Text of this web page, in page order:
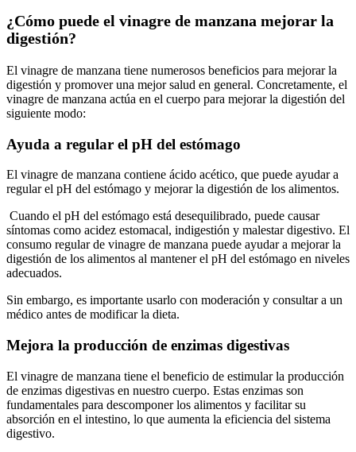
¿Cómo puede el vinagre de manzana mejorar la
digestión?
El vinagre de manzana tiene numerosos beneficios para mejorar la
digestión y promover una mejor salud en general. Concretamente, el
vinagre de manzana actúa en el cuerpo para mejorar la digestión del
siguiente modo:
Ayuda a regular el pH del estómago
El vinagre de manzana contiene ácido acético, que puede ayudar a
regular el pH del estómago y mejorar la digestión de los alimentos.
Cuando el pH del estómago está desequilibrado, puede causar
síntomas como acidez estomacal, indigestión y malestar digestivo. El
consumo regular de vinagre de manzana puede ayudar a mejorar la
digestión de los alimentos al mantener el pH del estómago en niveles
adecuados.
Sin embargo, es importante usarlo con moderación y consultar a un
médico antes de modificar la dieta.
Mejora la producción de enzimas digestivas
El vinagre de manzana tiene el beneficio de estimular la producción
de enzimas digestivas en nuestro cuerpo. Estas enzimas son
fundamentales para descomponer los alimentos y facilitar su
absorción en el intestino, lo que aumenta la eficiencia del sistema
digestivo.